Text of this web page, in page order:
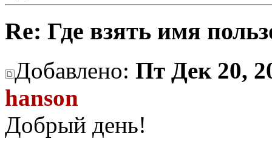
Re: Где взять имя
Добавлено: Пт Дек 20,
hanson
Добрый день!